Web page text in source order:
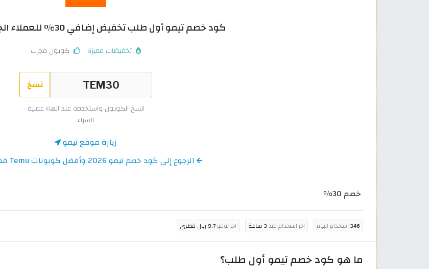
كود خصم تيمو أول طلب تخفيض إضافي 30% للعملاء الجدد والعائدين
تخفيضات مميزة كوبون مجرب
نسخ
انسخ الكوبون واستخدمه عند انهاء عملية
الشراء
زيارة موقع تيمو
الرجوع إلى كود خصم تيمو 2026 وأفضل كوبونات Temu قطر اونلاين
خصم 30%
346استخدام اليوم اخر استخدام منذ3 ساعة اخر توفير9.7 ريال قطري
ما هو كود خصم تيمو أول طلب؟